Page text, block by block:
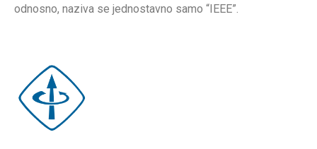
odnosno, naziva se jednostavno samo “IEEE”.